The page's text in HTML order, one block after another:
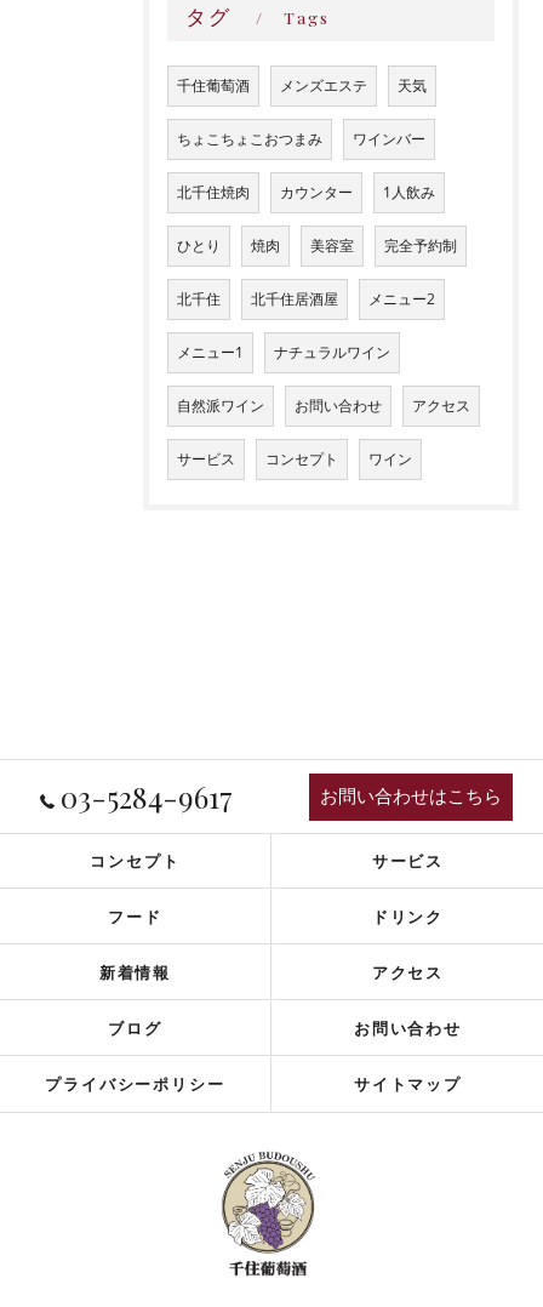
タグ Tags
千住葡萄酒 メンズエステ 天気
ちょこちょこおつまみ ワインバー
北千住焼肉 カウンター 1人飲み
ひとり 焼肉 美容室 完全予約制
北千住 北千住居酒屋 メニュー2
メニュー1 ナチュラルワイン
自然派ワイン お問い合わせ アクセス
サービス コンセプト ワイン
03-5284-9617 お問い合わせはこちら
コンセプト サービス
フード ドリンク
新着情報 アクセス
ブログ お問い合わせ
プライバシーポリシー サイトマップ